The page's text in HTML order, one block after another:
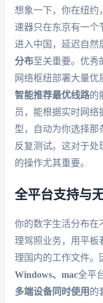
想象一下，你在纽约
速器只在东京有一个
进入中国，延迟自然
分布至关重要。优秀
网络枢纽部署大量
智能推荐最优线路的
员，能根据实时网络
型，自动为你选择那
反复测试。这对于处
的操作尤其重要。
全平台支持与
你的数字生活分布在
理驾照业务，用平板
理国内的工作文件。
Windows、mac全平
多端设备同时使用 的